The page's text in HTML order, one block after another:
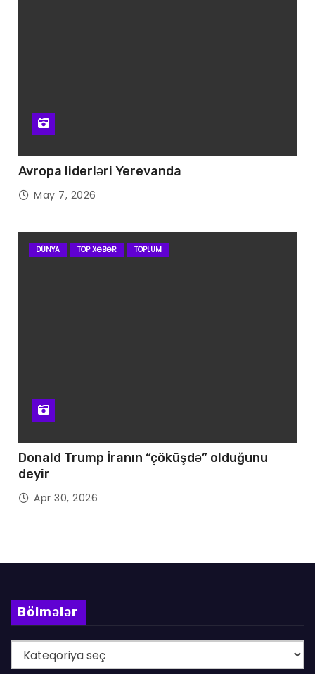
Avropa liderləri Yerevanda
May 7, 2026
DÜNYA TOP XƏBƏR TOPLUM
Donald Trump İranın “çöküşdə” olduğunu
deyir
Apr 30, 2026
Bölmələr
ö